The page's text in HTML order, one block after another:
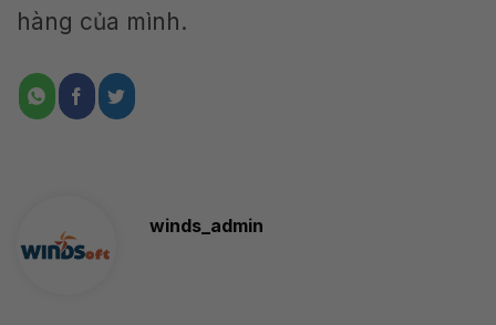
hàng của mình.
winds_admin